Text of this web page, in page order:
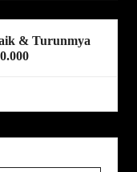
& Turunmya